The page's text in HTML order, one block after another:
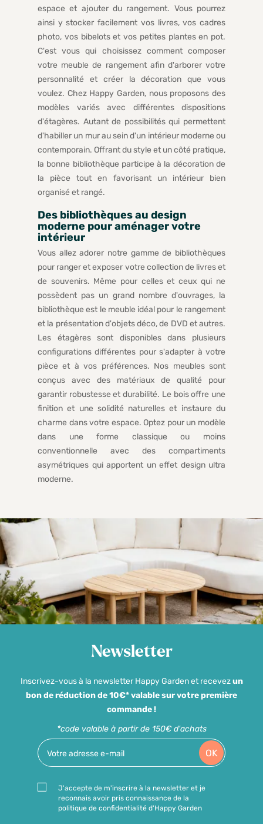
espace et ajouter du rangement. Vous pourrez
ainsi y stocker facilement vos livres, vos cadres
photo, vos bibelots et vos petites plantes en pot.
C'est vous qui choisissez comment composer
votre meuble de rangement afin d'arborer votre
personnalité et créer la décoration que vous
voulez. Chez Happy Garden, nous proposons des
modèles variés avec différentes dispositions
d'étagères. Autant de possibilités qui permettent
d'habiller un mur au sein d'un intérieur moderne ou
contemporain. Offrant du style et un côté pratique,
la bonne bibliothèque participe à la décoration de
la pièce tout en favorisant un intérieur bien
organisé et rangé.
Des bibliothèques au design
moderne pour aménager votre
intérieur
Vous allez adorer notre gamme de bibliothèques
pour ranger et exposer votre collection de livres et
de souvenirs. Même pour celles et ceux qui ne
possèdent pas un grand nombre d'ouvrages, la
bibliothèque est le meuble idéal pour le rangement
et la présentation d'objets déco, de DVD et autres.
Les étagères sont disponibles dans plusieurs
configurations différentes pour s'adapter à votre
pièce et à vos préférences. Nos meubles sont
conçus avec des matériaux de qualité pour
garantir robustesse et durabilité. Le bois offre une
finition et une solidité naturelles et instaure du
charme dans votre espace. Optez pour un modèle
dans une forme classique ou moins
conventionnelle avec des compartiments
asymétriques qui apportent un effet design ultra
moderne.
Newsletter
Inscrivez-vous à la newsletter Happy Garden et recevezun
bon de réduction de 10€* valable sur votre première
commande !
*code valable à partir de 150€ d'achats
OK
J'accepte de m'inscrire à la newsletter et je
reconnais avoir pris connaissance de la
politique de confidentialité d'Happy Garden